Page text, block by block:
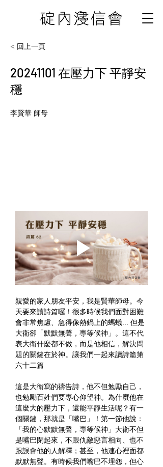
< 回上一頁
20241101 在壓力下 平靜安
穩
李賢華 師母
親愛的家人朋友平安，我是賢華師母。今
天要來讀詩篇囉！很多時候我們面對困難
會非常焦慮、急得像熱鍋上的螞蟻... 但是
大衛卻「默默無聲，專等候神」。這不代
表大衛什麼都不做，而是他相信，解決問
題的關鍵在於神。讓我們一起來讀詩篇第
六十二篇
這是大衛寫的禱告詩，他不但勉勵自己，
也勉勵百姓們要專心仰望神。為什麼他在
這麼大的壓力下，還能平靜生活呢？有一
個關鍵，那就是「嘴巴」！第一節他說：
「我的心默默無聲，專等候神」大衛不但
是嘴巴閉起來，不跟仇敵惡言相向、也不
跟誤會他的人解釋；甚至，他連心裡面都
默默無聲。有時候我們嘴巴不埋怨，但心